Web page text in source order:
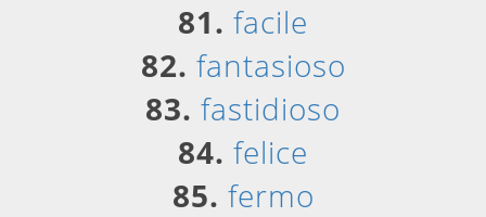
81. facile
82. fantasioso
83. fastidioso
84. felice
85. fermo